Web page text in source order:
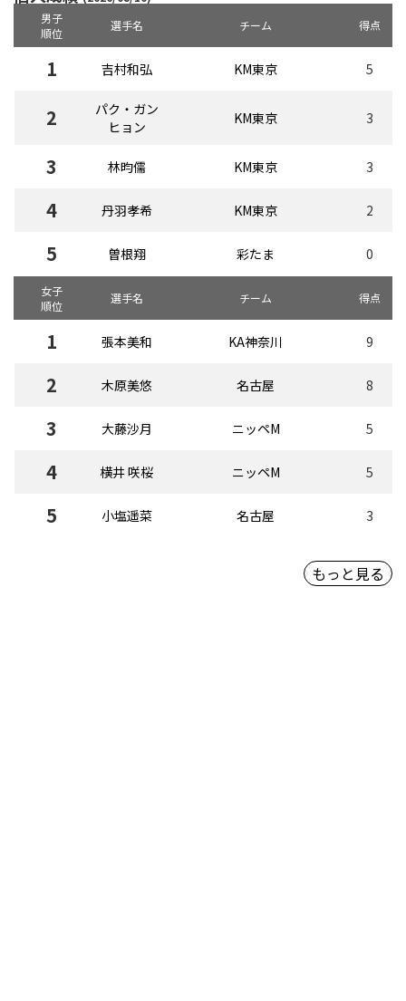
男子
順位
選手名 チーム 得点
1 吉村和弘 KM東京 5
2
パク・ガン
ヒョン
KM東京 3
3 林昀儒 KM東京 3
4 丹羽孝希 KM東京 2
5 曽根翔 彩たま 0
女子
順位
選手名 チーム 得点
1 張本美和 KA神奈川 9
2 木原美悠 名古屋 8
3 大藤沙月 ニッペM 5
4 横井 咲桜 ニッペM 5
5 小塩遥菜 名古屋 3
もっと見る